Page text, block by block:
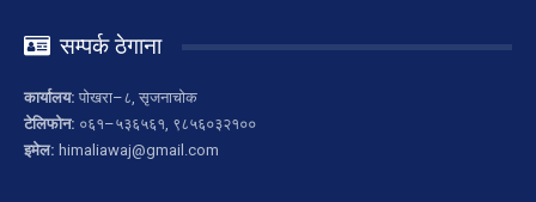
सम्पर्क ठेगाना
कार्यालय: पोखरा–८, सृजनाचोक
टेलिफोन: ०६१–५३६५६१, ९८५६०३२१००
इमेल: himaliawaj@gmail.com